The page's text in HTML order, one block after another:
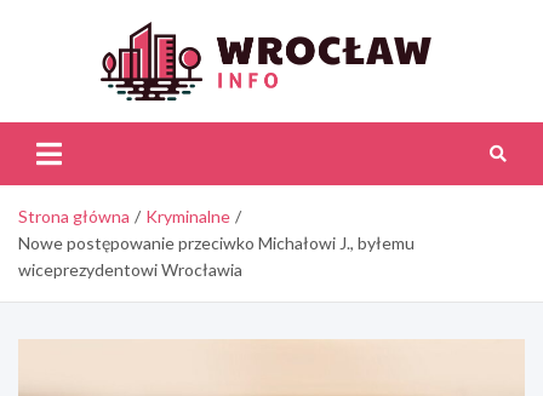
Strona główna
Kryminalne
Nowe postępowanie przeciwko Michałowi J., byłemu
wiceprezydentowi Wrocławia